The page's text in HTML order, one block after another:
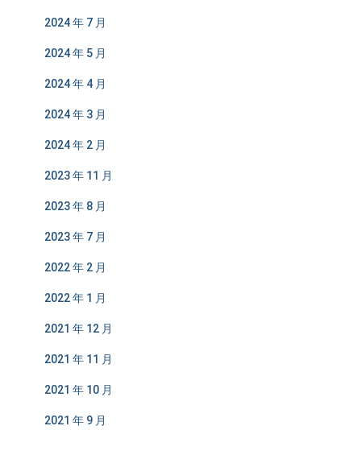
2024 年 7 月
2024 年 5 月
2024 年 4 月
2024 年 3 月
2024 年 2 月
2023 年 11 月
2023 年 8 月
2023 年 7 月
2022 年 2 月
2022 年 1 月
2021 年 12 月
2021 年 11 月
2021 年 10 月
2021 年 9 月